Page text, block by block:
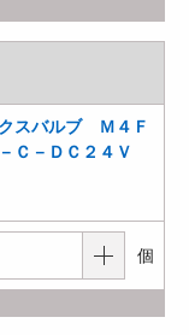
スバルブ Ｍ４Ｆ
Ｃ－ＤＣ２４Ｖ
個